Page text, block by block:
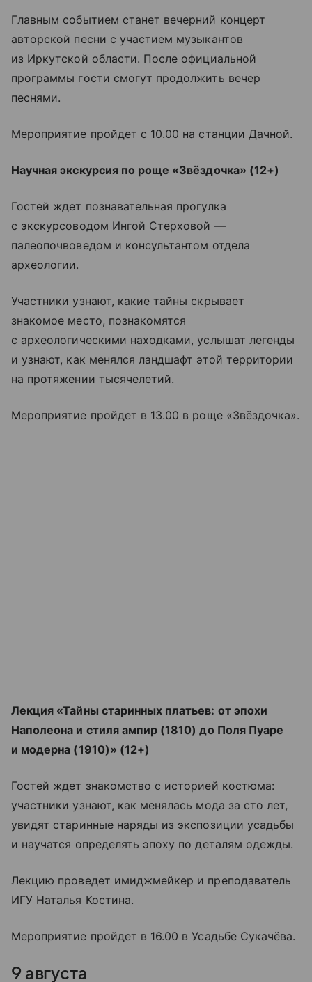
Главным событием станет вечерний концерт
авторской песни с участием музыкантов
из Иркутской области. После официальной
программы гости смогут продолжить вечер
песнями.
Мероприятие пройдет с 10.00 на станции Дачной.
Научная экскурсия по роще «Звёздочка» (12+)
Гостей ждет познавательная прогулка
с экскурсоводом Ингой Стерховой —
палеопочвоведом и консультантом отдела
археологии.
Участники узнают, какие тайны скрывает
знакомое место, познакомятся
с археологическими находками, услышат легенды
и узнают, как менялся ландшафт этой территории
на протяжении тысячелетий.
Мероприятие пройдет в 13.00 в роще «Звёздочка».
Лекция «Тайны старинных платьев: от эпохи
Наполеона и стиля ампир (1810) до Поля Пуаре
и модерна (1910)» (12+)
Гостей ждет знакомство с историей костюма:
участники узнают, как менялась мода за сто лет,
увидят старинные наряды из экспозиции усадьбы
и научатся определять эпоху по деталям одежды.
Лекцию проведет имиджмейкер и преподаватель
ИГУ Наталья Костина.
Мероприятие пройдет в 16.00 в Усадьбе Сукачёва.
9 августа